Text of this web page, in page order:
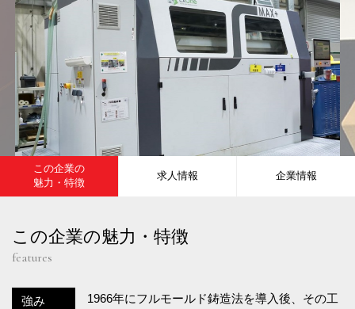
この企業の
魅力・特徴
求人情報 企業情報
この企業の魅力・特徴
features
強み
1966年にフルモールド鋳造法を導入後、その工